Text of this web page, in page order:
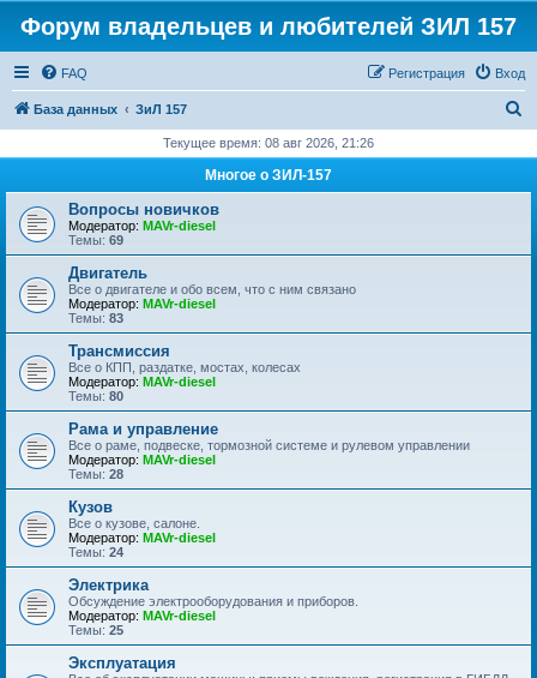
Форум владельцев и любителей ЗИЛ 157
FAQ Вход
Регистрация
База данных ЗиЛ 157
с
Текущее время: 08 авг 2026, 21:26
Многое о ЗИЛ-157
Вопросы новичков
Модератор: MAVr-diesel
Темы: 69
Двигатель
Все о двигателе и обо всем, что с ним связано
Модератор: MAVr-diesel
Темы: 83
Трансмиссия
Все о КПП, раздатке, мостах, колесах
Модератор: MAVr-diesel
Темы: 80
Рама и управление
Все о раме, подвеске, тормозной системе и рулевом управлении
Модератор: MAVr-diesel
Темы: 28
Кузов
Все о кузове, салоне.
Модератор: MAVr-diesel
Темы: 24
Электрика
Обсуждение электрооборудования и приборов.
Модератор: MAVr-diesel
Темы: 25
Эксплуатация